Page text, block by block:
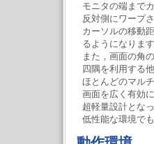
モニタの端まで
反対側にワープ
カーソルの移動
るようになります
また，画面の角
四隅を利用する
ほとんどのマル
画面を広く有効
超軽量設計とな
低性能な環境で